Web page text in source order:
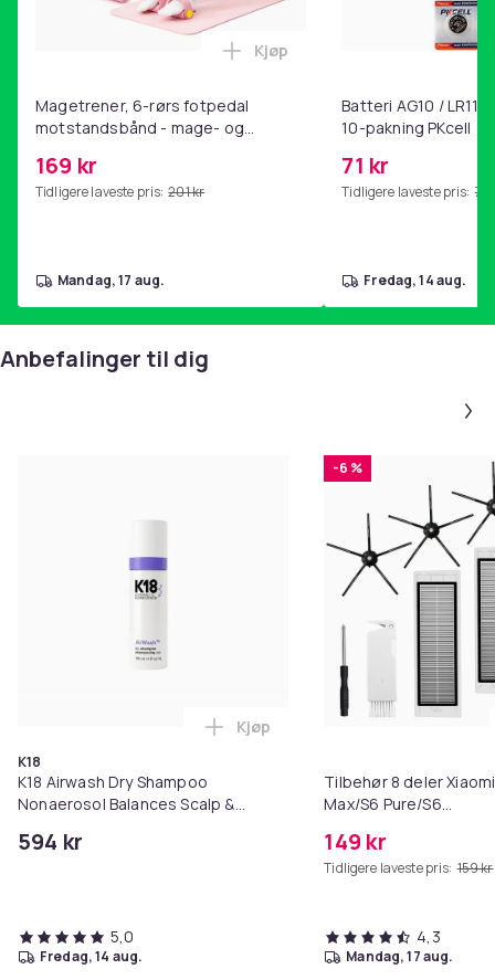
Magetrener, 6-rørs fotpedal
motstandsbånd - mage- og
hjemmegymnastikk Pink
169 kr
Tidligere laveste pris: 201 kr
Legg Magetrener, 6-rørs
Kjøp
mandag, 17 aug.
Batteri AG10 /
10-pakning PKcell
71 kr
Tidligere laveste pris: 76
fredag, 14 aug.
Anbefalinger til dig
K18
K18 Airwash Dry Shampoo
Nonaerosol Balances Scalp &
594 kr
Legg K18 Airwash Dry
Kjøp
5,0
fredag, 14 aug.
-6 %
Tilbehør 8 deler
Max/S6 Pure/S6
149 kr
Tidligere laveste pris: 159 kr
4,3
mandag, 17 aug.